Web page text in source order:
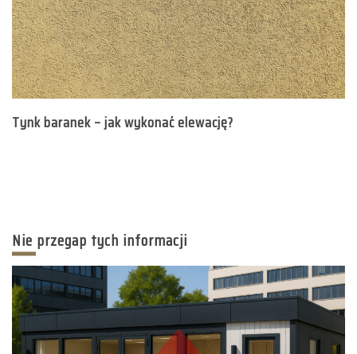
Tynk baranek – jak wykonać elewację?
Nie przegap tych informacji